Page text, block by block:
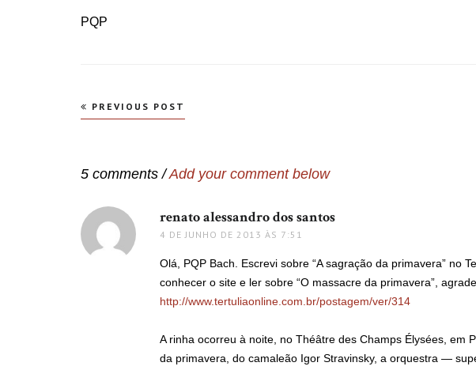
PQP
Navegação
PREVIOUS POST
5 comments /Add your comment below
renato alessandro dos santos
4 DE JUNHO DE 2013 ÀS 7:51
Olá, PQP Bach. Escrevi sobre “A sagração da primavera” no
conhecer o site e ler sobre “O massacre da primavera”,
http://www.tertuliaonline.com.br/postagem/ver/314
A rinha ocorreu à noite, no Théâtre des Champs Élysées, em
da primavera, do camaleão Igor Stravinsky, a orquestra —